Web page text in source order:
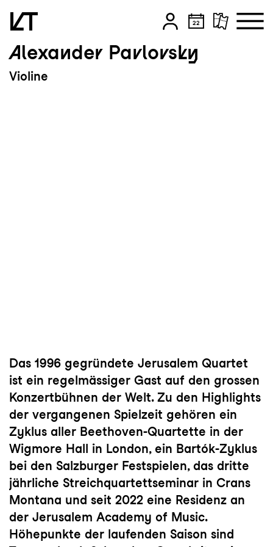
Zum Hauptinhalt springen
Zum Footer springen
Alexander Pavlovsky
Violine
Das 1996 gegründete Jerusalem Quartet
ist ein regelmässiger Gast auf den grossen
Konzertbühnen der Welt. Zu den Highlights
der vergangenen Spielzeit gehören ein
Zyklus aller Beethoven-Quartette in der
Wigmore Hall in London, ein Bartók-Zyklus
bei den Salzburger Festspielen, das dritte
jährliche Streichquartettseminar in Crans
Montana und seit 2022 eine Residenz an
der Jerusalem Academy of Music.
Höhepunkte der laufenden Saison sind